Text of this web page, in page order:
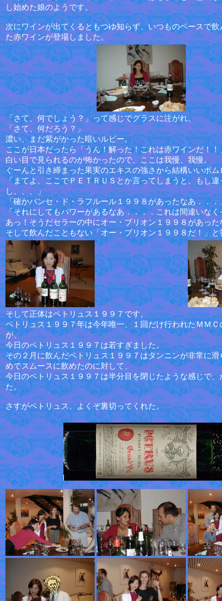
し始めた娘のようです。
次にワインが出てくるともつゆ知らず、いつものペースで
た赤ワインが登場しました。
「さて、何でしょう？」って感じでグラスに注がれ、
「さて、何だろう？」
濃い、まだ紫がかった暗いルビー。
ここが日本だったら「うん！解った！これは赤ワインだ！
白い目で見られるのが怖かったので、ここは我慢、我慢。
ぐーんと引き締まった果実のエキスの強さから結構いいポ
「まてよ、ここでＰＥＴＲＵＳとか言ってしまうと、もし
し、、、」
「確かパンセ・ド・ラフルール１９９８があったなあ．．．
「それにしてもパワーがあるなあ．．．．これは間違いな
あっ！そうだセラーの中にオー・ブリオン１９９８があった
そして飲んだこともない「オー・ブリオン１９９８だ！」
そして正体はペトリュス１９９７です。
ペトリュス１９９７年は今年唯一、１回だけ行われたＭＭ
が、
今日のペトリュス１９９７は若すぎました。
その２月に飲んだペトリュス１９９７はタンニンが非常に
めでスムースに飲めたのに対して、
今日のペトリュス１９９７は半分目を閉じたような感じで
た。
さすがペトリュス、よくぞ裏切ってくれた。